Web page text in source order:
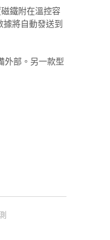
鐵附在溫控容
將自動發送到
外部。另一款型